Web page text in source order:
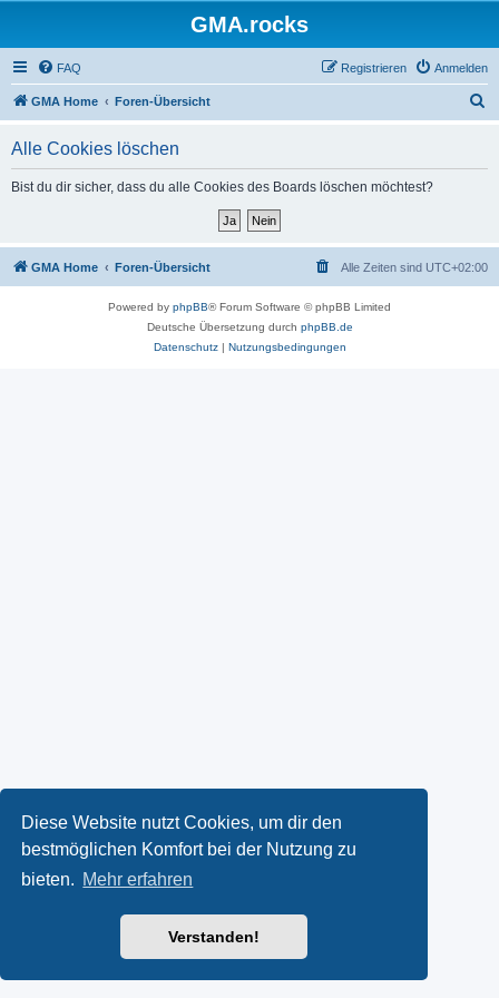
Diese Website nutzt Cookies, um dir den
bestmöglichen Komfort bei der Nutzung zu
bieten. Mehr erfahren
Verstanden!
GMA.rocks
FAQ Anmelden
Registrieren
GMA Home Foren-Übersicht
Alle Cookies löschen
Bist du dir sicher, dass du alle Cookies des Boards löschen möchtest?
GMA Home Foren-Übersicht Alle Zeiten sind UTC+02:00
Powered by phpBB® Forum Software © phpBB Limited
Deutsche Übersetzung durch phpBB.de
Datenschutz| Nutzungsbedingungen